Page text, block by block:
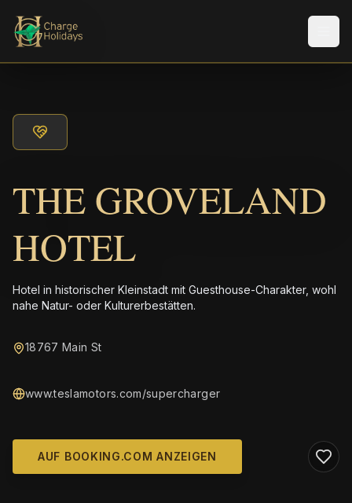
THE GROVELAND
HOTEL
Hotel in historischer Kleinstadt mit Guesthouse-Charakter, wohl
nahe Natur- oder Kulturerbestätten.
18767 Main St
www.teslamotors.com/supercharger
AUF BOOKING.COM ANZEIGEN